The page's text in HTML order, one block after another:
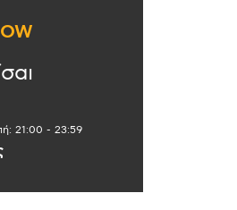
21:00 - 23:59